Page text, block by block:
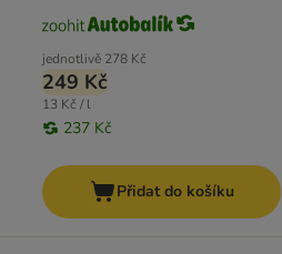
jednotlivě 278 Kč
249 Kč
13 Kč / l
237 Kč
Přidat do košíku